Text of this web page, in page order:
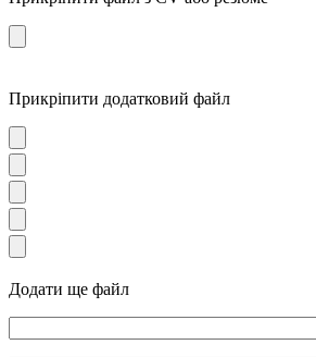
Прикріпити додатковий файл
Додати ще файл